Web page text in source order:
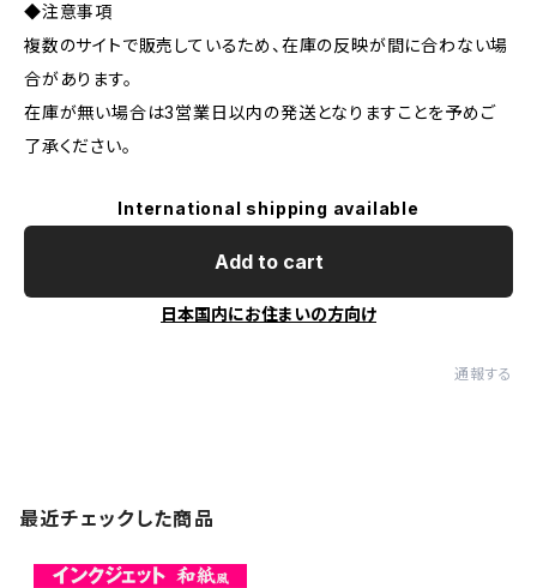
◆注意事項
複数のサイトで販売しているため、在庫の反映が間に合わない場
合があります。
在庫が無い場合は3営業日以内の発送となりますことを予めご
了承ください。
International shipping available
Add to cart
日本国内にお住まいの方向け
通報する
最近チェックした商品